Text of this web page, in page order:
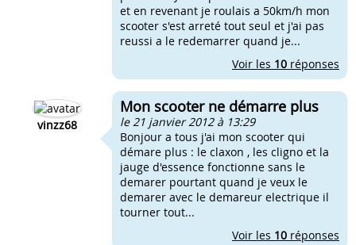
et en revenant je roulais a 50km/h mon
scooter s'est arreté tout seul et j'ai pas
reussi a le redemarrer quand je...
Voir les 10 réponses
vinzz68
Mon scooter ne démarre plus
le 21 janvier 2012 à 13:29
Bonjour a tous j'ai mon scooter qui
démare plus : le claxon , les cligno et la
jauge d'essence fonctionne sans le
demarer pourtant quand je veux le
demarer avec le demareur electrique il
tourner tout...
Voir les 10 réponses